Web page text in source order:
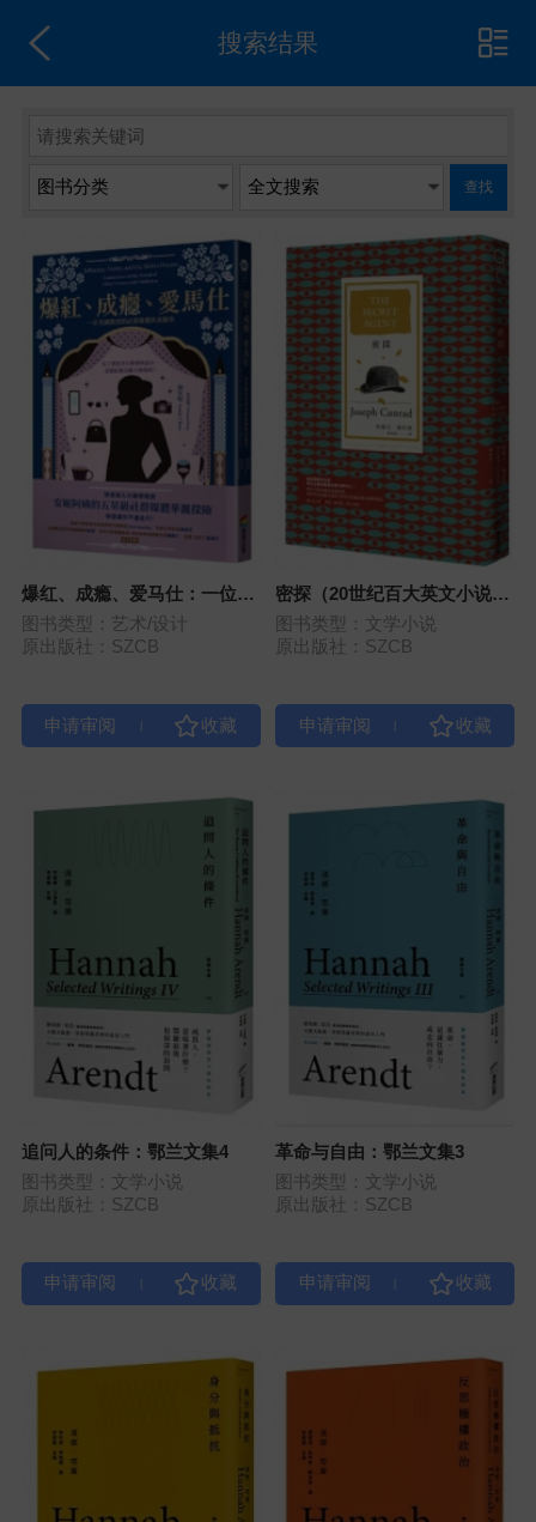
搜索结果
查找
爆红、成瘾、爱马仕：一位英
国教授的社群媒体卧底观察
图书类型：艺术/设计
原出版社：SZCB
密探（20世纪百大英文小说，
首度繁体中文版）
图书类型：文学小说
原出版社：SZCB
追问人的条件：鄂兰文集4
图书类型：文学小说
原出版社：SZCB
革命与自由：鄂兰文集3
图书类型：文学小说
原出版社：SZCB